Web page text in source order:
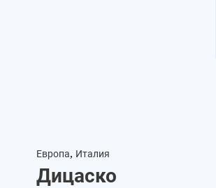
Европа, Италия
Дицаско